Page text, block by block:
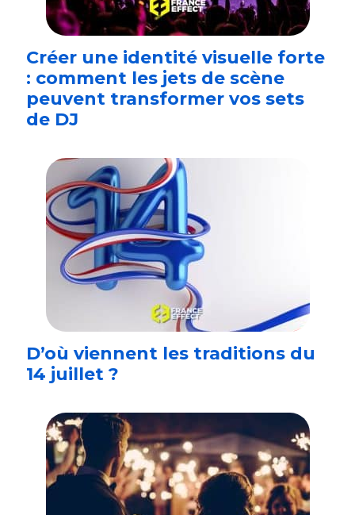
Créer une identité visuelle forte
: comment les jets de scène
peuvent transformer vos sets
de DJ
D’où viennent les traditions du
14 juillet ?